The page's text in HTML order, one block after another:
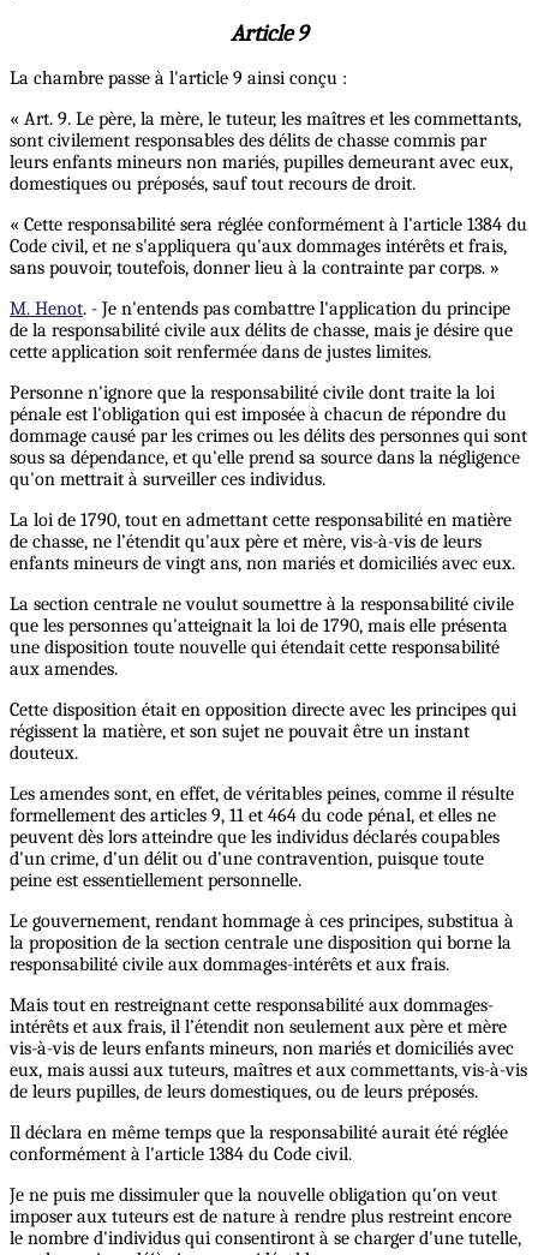
Article 9
La chambre passe à l'article 9 ainsi conçu :
« Art. 9. Le père, la mère, le tuteur, les maîtres et les commettants,
sont civilement responsables des délits de chasse commis par
leurs enfants mineurs non mariés, pupilles demeurant avec eux,
domestiques ou préposés, sauf tout recours de droit.
« Cette responsabilité sera réglée conformément à l'article 1384 du
Code civil, et ne s'appliquera qu'aux dommages intérêts et frais,
sans pouvoir, toutefois, donner lieu à la contrainte par corps. »
M. Henot. - Je n'entends pas combattre l'application du principe
de la responsabilité civile aux délits de chasse, mais je désire que
cette application soit renfermée dans de justes limites.
Personne n'ignore que la responsabilité civile dont traite la loi
pénale est l'obligation qui est imposée à chacun de répondre du
dommage causé par les crimes ou les délits des personnes qui sont
sous sa dépendance, et qu'elle prend sa source dans la négligence
qu'on mettrait à surveiller ces individus.
La loi de 1790, tout en admettant cette responsabilité en matière
de chasse, ne l’étendit qu'aux père et mère, vis-à-vis de leurs
enfants mineurs de vingt ans, non mariés et domiciliés avec eux.
La section centrale ne voulut soumettre à la responsabilité civile
que les personnes qu'atteignait la loi de 1790, mais elle présenta
une disposition toute nouvelle qui étendait cette responsabilité
aux amendes.
Cette disposition était en opposition directe avec les principes qui
régissent la matière, et son sujet ne pouvait être un instant
douteux.
Les amendes sont, en effet, de véritables peines, comme il résulte
formellement des articles 9, 11 et 464 du code pénal, et elles ne
peuvent dès lors atteindre que les individus déclarés coupables
d'un crime, d'un délit ou d'une contravention, puisque toute
peine est essentiellement personnelle.
Le gouvernement, rendant hommage à ces principes, substitua à
la proposition de la section centrale une disposition qui borne la
responsabilité civile aux dommages-intérêts et aux frais.
Mais tout en restreignant cette responsabilité aux dommages-
intérêts et aux frais, il l’étendit non seulement aux père et mère
vis-à-vis de leurs enfants mineurs, non mariés et domiciliés avec
eux, mais aussi aux tuteurs, maîtres et aux commettants, vis-à-vis
de leurs pupilles, de leurs domestiques, ou de leurs préposés.
Il déclara en même temps que la responsabilité aurait été réglée
conformément à l'article 1384 du Code civil.
Je ne puis me dissimuler que la nouvelle obligation qu'on veut
imposer aux tuteurs est de nature à rendre plus restreint encore
le nombre d'individus qui consentiront à se charger d'une tutelle,